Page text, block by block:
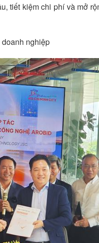
tiết kiệm chi phí và mở
doanh nghiệp